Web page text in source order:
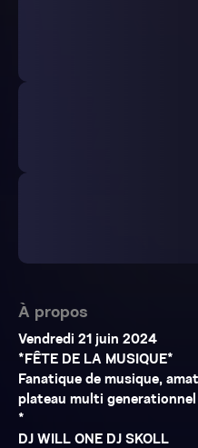
À propos
Vendredi 21 juin 2024
*FÊTE DE LA MUSIQUE*
Fanatique de musique,
plateau multi generationnel
*
DJ WILL ONE DJ SKOLL